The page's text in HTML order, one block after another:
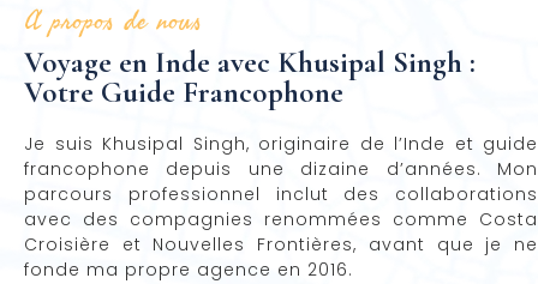
A propos de nous
Voyage en Inde avec Khusipal Singh :
Votre Guide Francophone
Je suis Khusipal Singh, originaire de l’Inde et guide
francophone depuis une dizaine d’années. Mon
parcours professionnel inclut des collaborations
avec des compagnies renommées comme Costa
Croisière et Nouvelles Frontières, avant que je ne
fonde ma propre agence en 2016.